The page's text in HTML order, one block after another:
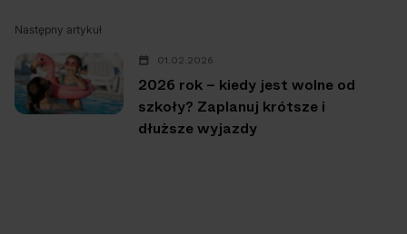
Następny artykuł
01.02.2026
2026 rok – kiedy jest wolne od
szkoły? Zaplanuj krótsze i
dłuższe wyjazdy